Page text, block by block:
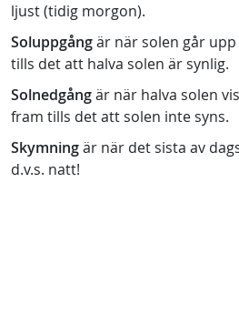
ljust (tidig morgon).
Soluppgångär när solen går
tills det att halva solen är synlig.
Solnedgångär när halva solen
fram tills det att solen inte syns.
Skymningär när det sista av
d.v.s. natt!